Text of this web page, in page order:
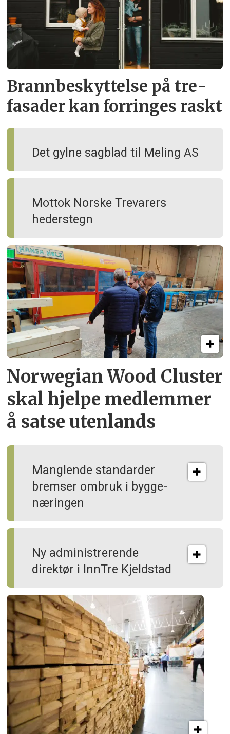
Brann­beskyttelse på tre­
fasader kan forringes raskt
Det gylne sagblad til Meling AS
Mottok Norske Trevarers
hederstegn
Norwegian Wood Cluster
skal hjelpe medlemmer
å satse utenlands
Manglende standarder
bremser ombruk i bygge­
næringen
Ny administrerende
direktør i InnTre Kjeldstad